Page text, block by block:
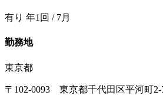
有り 年1回 / 7月
勤務地
東京都
〒102-0093 東京都千代田区平河町